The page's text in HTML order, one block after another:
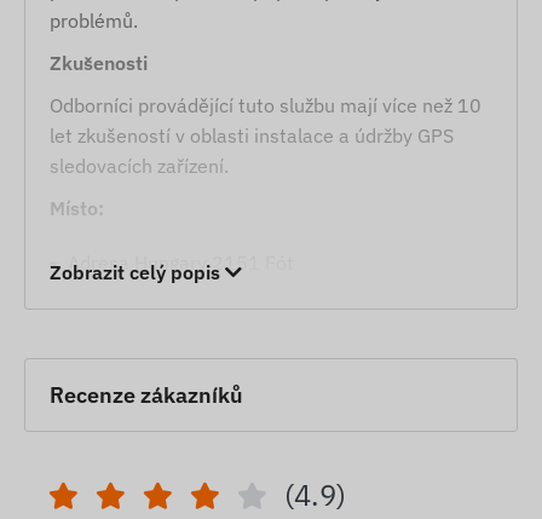
problémů.
Zkušenosti
Odborníci provádějící tuto službu mají více než 10
let zkušeností v oblasti instalace a údržby GPS
sledovacích zařízení.
Místo:
Adresa Hungary 2151 Fót
Služba se poskytuje v místě Fót, kde probíhá
zkušeností, je nejlepší volbou pro sledování a
zabezpečení vašich cenností. Pokud vám lokalita
Zobrazit celý popis
Recenze zákazníků
(4.9)